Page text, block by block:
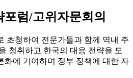
럼/고위자문회의
초청하여 전문가들과 함께 역내 주
청취하고 한국의 대응 전략을 모
화에 기여하며 정부 정책에 대한 자